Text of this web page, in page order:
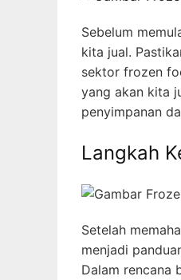
Sebelum
kita jual.
sektor frozen
yang akan kita
penyimpanan
Langkah
Setelah
menjadi
Dalam rencana